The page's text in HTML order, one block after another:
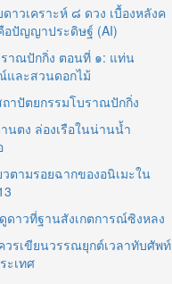
าวเคราะห์ ๘ ดวง เบื้องหลังค
อปัญญาประดิษฐ์ (AI)
าณปักกิ่ง ตอนที่ ๑: แท่น
และสวนดอกไม้
ปัตยกรรมโบราณปักกิ่ง
านตง ล่องเรือในน่านน้ำ
วตามรอยฉากของอนิเมะใน
ดาวที่ฐานสังเกตการณ์ซิงหลง
วรเขียนวรรณยุกต์เวลาทับศัพท์
ะเทศ